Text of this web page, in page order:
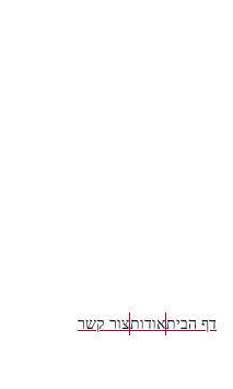
דף הביתאודותצור קשר